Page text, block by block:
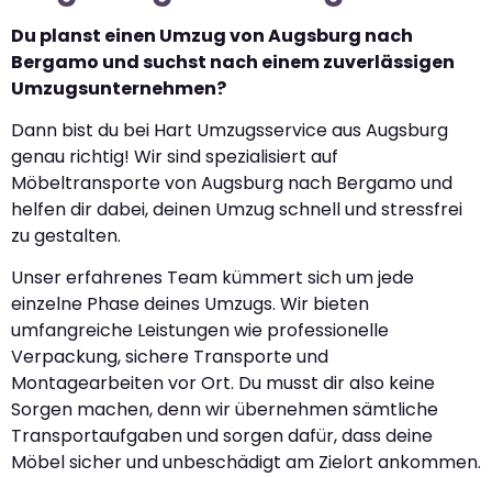
Du planst einen Umzug von Augsburg nach
Bergamo und suchst nach einem zuverlässigen
Umzugsunternehmen?
Dann bist du bei Hart Umzugsservice aus Augsburg
genau richtig! Wir sind spezialisiert auf
Möbeltransporte von Augsburg nach Bergamo und
helfen dir dabei, deinen Umzug schnell und stressfrei
zu gestalten.
Unser erfahrenes Team kümmert sich um jede
einzelne Phase deines Umzugs. Wir bieten
umfangreiche Leistungen wie professionelle
Verpackung, sichere Transporte und
Montagearbeiten vor Ort. Du musst dir also keine
Sorgen machen, denn wir übernehmen sämtliche
Transportaufgaben und sorgen dafür, dass deine
Möbel sicher und unbeschädigt am Zielort ankommen.